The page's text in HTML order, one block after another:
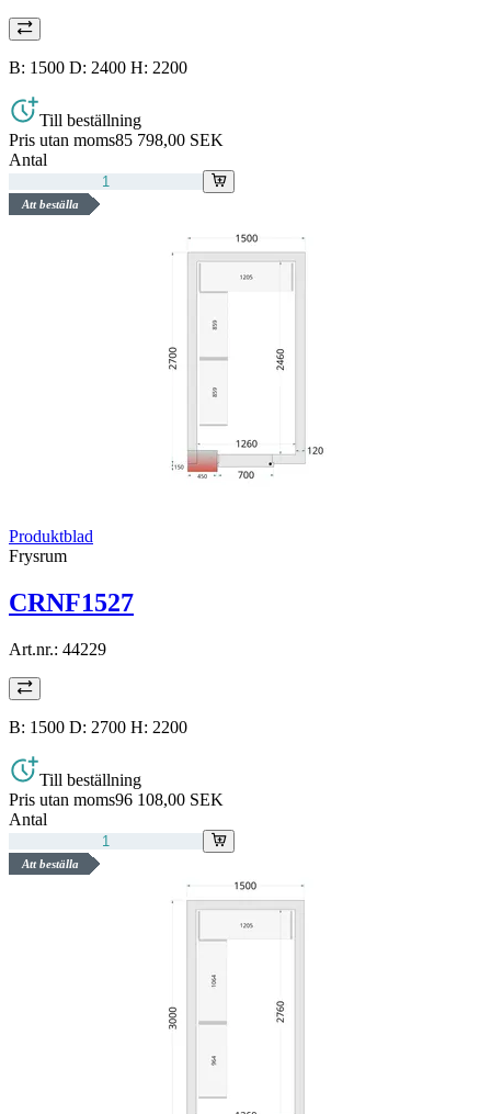
B: 1500 D: 2400 H: 2200
Till beställning
Pris utan moms85 798,00 SEK
Antal
Att beställa
Produktblad
Frysrum
CRNF1527
Art.nr.: 44229
B: 1500 D: 2700 H: 2200
Till beställning
Pris utan moms96 108,00 SEK
Antal
Att beställa